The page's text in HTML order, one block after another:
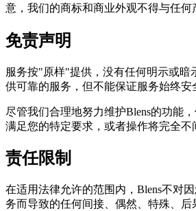
意，我们的商标和商业外观不得与任何
免责声明
服务按"原样"提供，没有任何明示或暗
供可靠的服务，但不能保证服务始终安
尽管我们合理地努力维护Blens的功能
满足您的特定要求，或者操作将完全不
责任限制
在适用法律允许的范围内，Blens不对
务而导致的任何间接、偶然、特殊、后